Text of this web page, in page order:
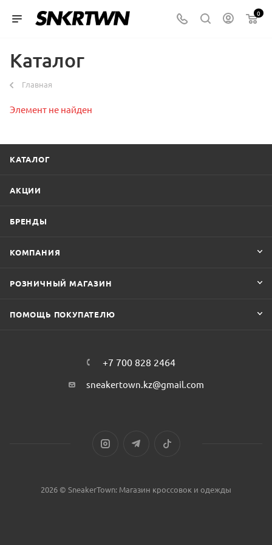
0
Каталог
Главная
Элемент не найден
КАТАЛОГ
АКЦИИ
БРЕНДЫ
КОМПАНИЯ
РОЗНИЧНЫЙ МАГАЗИН
ПОМОЩЬ ПОКУПАТЕЛЮ
+7 700 828 2464
sneakertown.kz@gmail.com
2026 © SneakerTown: Магазин кроссовок и одежды